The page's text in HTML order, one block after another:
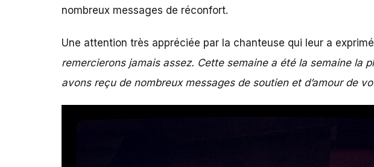
nombreux messages de réconfort.
Une attention très appréciée par la chanteuse qui leur a
remercierons jamais assez. Cette semaine a été la semaine la
avons reçu de nombreux messages de soutien et d’amour de